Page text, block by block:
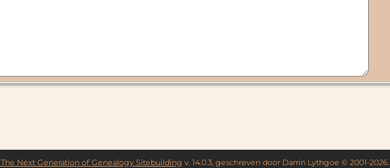
The Next Generation of Genealogy Sitebuilding v. 14.0.3, geschreven door Darrin Lythgoe © 2001-2026.